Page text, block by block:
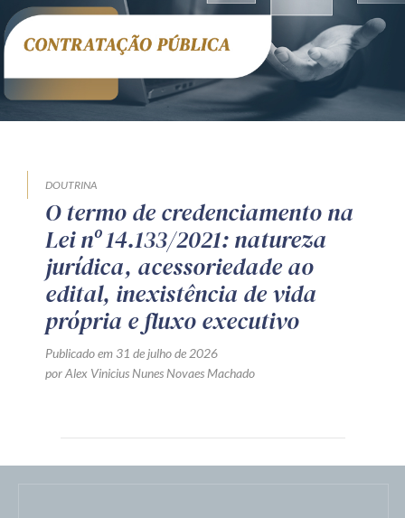
DOUTRINA
O termo de credenciamento na
Lei nº 14.133/2021: natureza
jurídica, acessoriedade ao
edital, inexistência de vida
própria e fluxo executivo
Publicado em 31 de julho de 2026
por Alex Vinicius Nunes Novaes Machado